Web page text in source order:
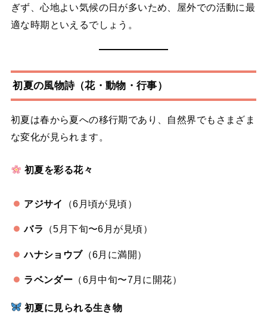
ぎず、心地よい気候の日が多いため、屋外での活動に最
適な時期といえるでしょう。
初夏の風物詩（花・動物・行事）
初夏は春から夏への移行期であり、自然界でもさまざま
な変化が見られます。
初夏を彩る花々
アジサイ （6月頃が見頃）
バラ （5月下旬〜6月が見頃）
ハナショウブ（6月に満開）
ラベンダー （6月中旬〜7月に開花）
初夏に見られる生き物